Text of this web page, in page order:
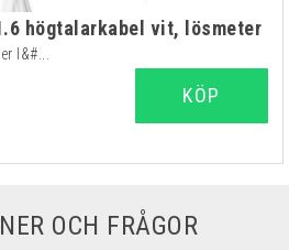
högtalarkabel vit, lösmeter
l&#...
KÖP
OCH FRÅGOR